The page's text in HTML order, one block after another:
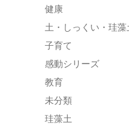
健康
土・しっくい・珪藻
子育て
感動シリーズ
教育
未分類
珪藻土